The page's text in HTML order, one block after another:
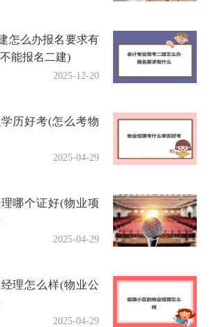
怎么办报名要求有
能报名二建)
2025-12-20
历好考(怎么考物
2025-04-29
哪个证好(物业项
2025-04-29
理怎么样(物业公
2025-04-29